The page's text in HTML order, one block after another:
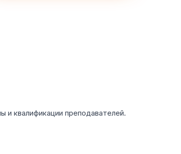
и квалификации преподавателей.